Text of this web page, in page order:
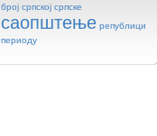
број српској српске
саопштење републици
периоду